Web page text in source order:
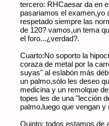
tercero: RHCaesar da en
pasariamos el examen,yo
respetado siempre las
de 120? vamos,un tema
el foro...¿verdad?.
Cuarto:No soporto la
coraza de metal por la
suyas" al eslabón más
un palmo,sólo les deseo
medicina y un remolque
topes les de una "lección
palmo,luego que vengan
Quinto: todos estamos de